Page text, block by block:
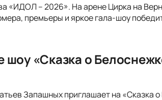
«ИДОЛ – 2026». На арене Цирка на
премьеры и яркое гала-шоу
шоу «Сказка о
Запашных приглашает на «Сказка